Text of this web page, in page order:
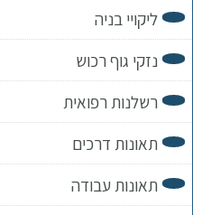
ליקויי בניה
נזקי גוף רכוש
רשלנות רפואית
תאונות דרכים
תאונות עבודה